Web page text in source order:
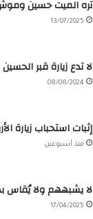
تره الميت حسين
13/07/2025
لا تدع زيارة قبر
08/08/2024
إثبات استحباب زيارة
منذ أسبوعين
لا يشبههم ولا يُقاس
17/04/2025